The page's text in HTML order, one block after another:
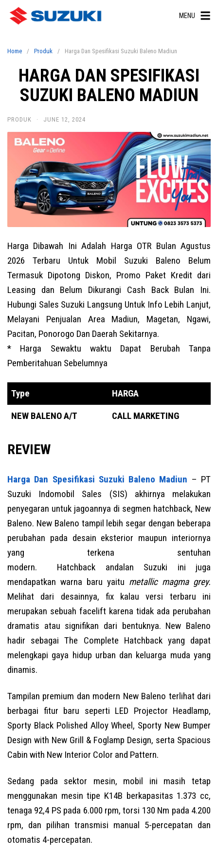
MENU
Home Produk Harga Dan Spesifikasi Suzuki Baleno Madiun
HARGA DAN SPESIFIKASI
SUZUKI BALENO MADIUN
PRODUK · JUNE 12, 2024
Harga Dibawah Ini Adalah Harga OTR Bulan Agustus
2026 Terbaru Untuk Mobil Suzuki Baleno Belum
Termasuk Dipotong Diskon, Promo Paket Kredit dari
Leasing dan Belum Dikurangi Cash Back Bulan Ini.
Hubungi Sales Suzuki Langsung Untuk Info Lebih Lanjut,
Melayani Penjualan Area Madiun, Magetan, Ngawi,
Pacitan, Ponorogo Dan Daerah Sekitarnya.
* Harga Sewaktu waktu Dapat Berubah Tanpa
Pemberitahuan Sebelumnya
Type
HARGA
NEW BALENO A/T
CALL MARKETING
REVIEW
Harga Dan Spesifikasi Suzuki Baleno Madiun – PT
Suzuki Indomobil Sales (SIS) akhirnya melakukan
penyegaran untuk jagoannya di segmen hatchback, New
Baleno. New Baleno tampil lebih segar dengan beberapa
perubahan pada desain eksterior maupun interiornya
yang terkena sentuhan
modern. Hatchback andalan Suzuki ini juga
mendapatkan warna baru yaitu metallic magma grey.
Melihat dari desainnya, fix kalau versi terbaru ini
merupakan sebuah facelift karena tidak ada perubahan
dramatis atau signifikan dari bentuknya. New Baleno
hadir sebagai The Complete Hatchback yang dapat
melengkapi gaya hidup urban dan keluarga muda yang
dinamis.
Tampilan premium dan modern New Baleno terlihat dari
berbagai fitur baru seperti LED Projector Headlamp,
Sporty Black Polished Alloy Wheel, Sporty New Bumper
Design with New Grill & Foglamp Design, serta Spacious
Cabin with New Interior Color and Pattern.
Sedang pada sektor mesin, mobil ini masih tetap
menggunakan mesin tipe K14B berkapasitas 1.373 cc,
tenaga 92,4 PS pada 6.000 rpm, torsi 130 Nm pada 4.200
rpm, dan pilihan transmisi manual 5-percepatan dan
otomatis 4-percepatan.